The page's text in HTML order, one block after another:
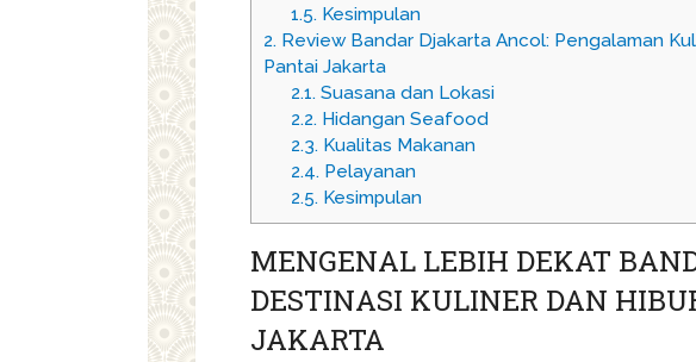
1.5.Kesimpulan
2. Review Bandar Djakarta Ancol: Pengalaman
Pantai Jakarta
2.1.Suasana dan Lokasi
2.2.Hidangan Seafood
2.3.Kualitas Makanan
2.4.Pelayanan
2.5.Kesimpulan
MENGENAL LEBIH DEKAT
DESTINASI KULINER DAN
JAKARTA